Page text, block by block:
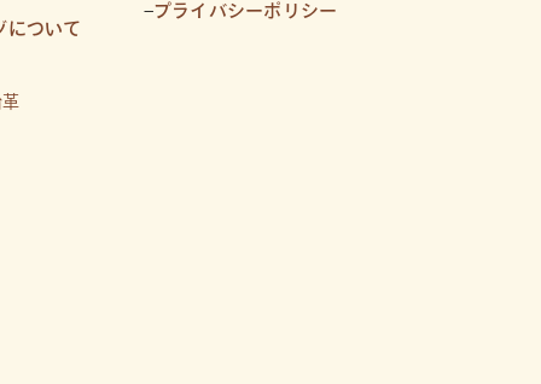
について
–プライバシーポリシー